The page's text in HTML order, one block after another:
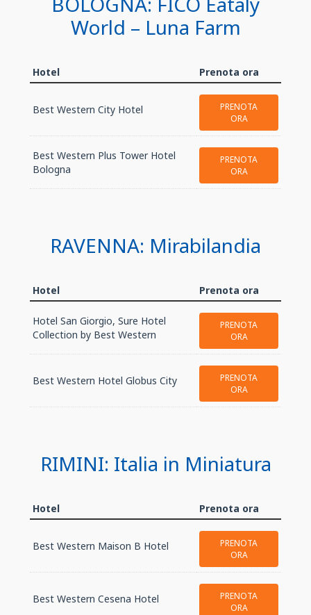
World – Luna Farm
Hotel Prenota ora
Best Western City Hotel
PRENOTA
ORA
Best Western Plus Tower Hotel
Bologna
PRENOTA
ORA
RAVENNA: Mirabilandia
Hotel Prenota ora
Hotel San Giorgio, Sure Hotel
Collection by Best Western
PRENOTA
ORA
Best Western Hotel Globus City
PRENOTA
ORA
RIMINI: Italia in Miniatura
Hotel Prenota ora
Best Western Maison B Hotel
PRENOTA
ORA
Best Western Cesena Hotel
PRENOTA
ORA